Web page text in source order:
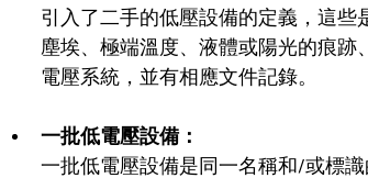
引入了二手的低壓設備的定義，這
塵埃、極端溫度、液體或陽光的痕
電壓系統，並有相應文件記錄。
一批低電壓設備：
一批低電壓設備是同一名稱和/或標